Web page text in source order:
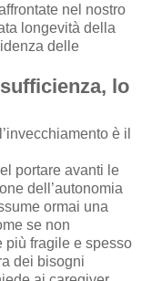
nel nostro
longevità della
delle
lo
è il
portare avanti le
dell’autonomia
ormai una
se non
più fragile e spesso
dei bisogni